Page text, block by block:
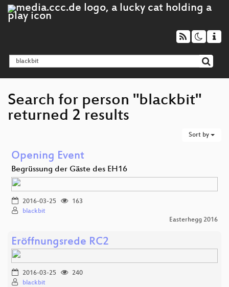
Search for person "blackbit"
returned 2 results
Sort by
Opening Event
Begrüssung der Gäste des EH16
2016-03-25
163
blackbit
Easterhegg 2016
Eröffnungsrede RC2
2016-03-25
240
blackbit